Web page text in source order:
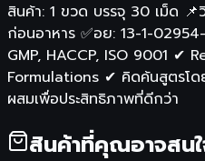
สินค้า: 1 ขวด บรรจุ 30 เม็ด 📌
ก่อนอาหาร ✅อย: 13-1-
GMP, HACCP, ISO 9001 ✔
Formulations ✔ คิดค้นสูตรโด
ผสมเพื่อประสิทธิภาพที่ดีกว่า
สินค้าที่คุณอาจสน